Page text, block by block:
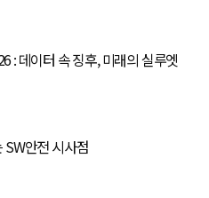
: 데이터 속 징후, 미래의 실루엣
SW안전 시사점